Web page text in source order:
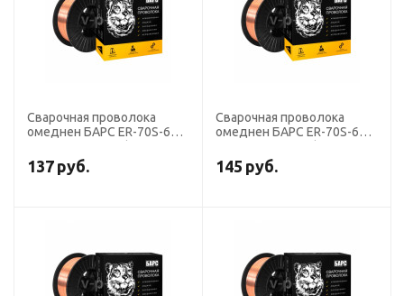
Сварочная проволока
омеднен БАРС ER-70S-6
15 кг аналог СВ-08ГС)
137 руб.
Сварочная проволока
омеднен БАРС ER-70S-6
15 кг аналог СВ-08ГС)
145 руб.